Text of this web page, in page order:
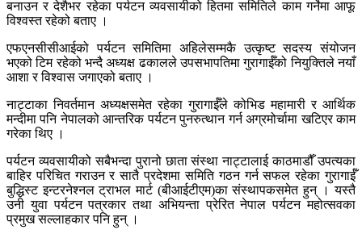
बनाउन र देशैभर रहेका पर्यटन व्यवसायीको हितमा समितिले काम गर्नेमा आफू
विश्वस्त रहेको बताए ।
एफएनसीसीआईको पर्यटन समितिमा अहिलेसम्मकै उत्कृष्ट सदस्य संयोजन
भएको टिम रहेको भन्दै अध्यक्ष ढकालले उपसभापतिमा गुरागाईँको नियुक्तिले नयाँ
आशा र विश्वास जगाएको बताए ।
नाट्टाका निवर्तमान अध्यक्षसमेत रहेका गुरागाईँले कोभिड महामारी र आर्थिक
मन्दीमा पनि नेपालको आन्तरिक पर्यटन पुनरुत्थान गर्न अग्रमोर्चामा खटिएर काम
गरेका थिए ।
पर्यटन व्यवसायीको सबैभन्दा पुरानो छाता संस्था नाट्टालाई काठमाडौँ उपत्यका
बाहिर परिचित गराउन र सातै प्रदेशमा समिति गठन गर्न सफल रहेका गुरागाईँ
बुद्धिस्ट इन्टरनेश्नल ट्राभल मार्ट (बीआईटीएम)का संस्थापकसमेत हुन् । यस्तै
उनी युवा पर्यटन पत्रकार तथा अभियन्ता प्रेरित नेपाल पर्यटन महोत्सवका
प्रमुख सल्लाहकार पनि हुन् ।